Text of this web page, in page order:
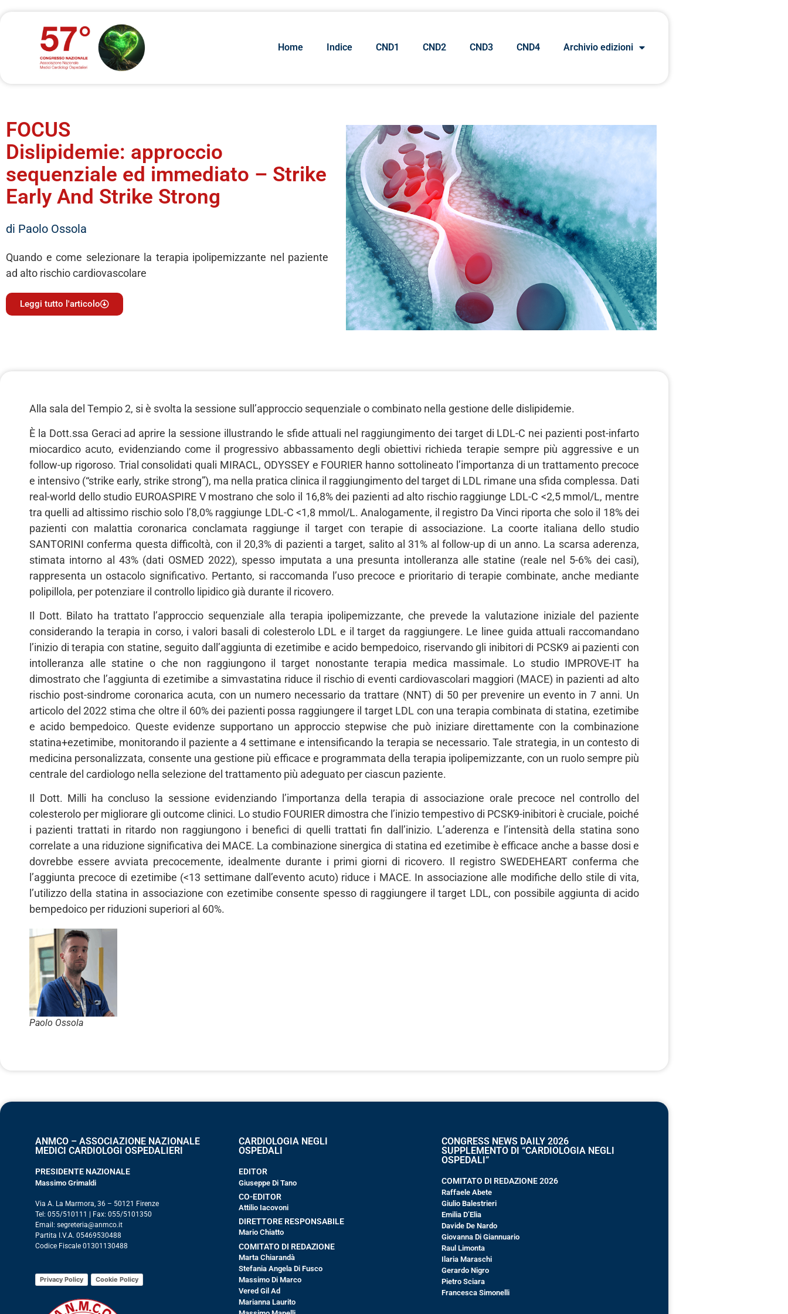
Home Indice CND1 CND2 CND3 CND4 Archivio edizioni
FOCUS
Dislipidemie: approccio
sequenziale ed immediato – Strike
Early And Strike Strong
di Paolo Ossola
Quando e come selezionare la terapia ipolipemizzante nel paziente
ad alto rischio cardiovascolare
Leggi tutto l'articolo
Alla sala del Tempio 2, si è svolta la sessione sull’approccio sequenziale o combinato nella gestione delle dislipidemie.
È la Dott.ssa Geraci ad aprire la sessione illustrando le sfide attuali nel raggiungimento dei target di LDL-C nei pazienti post-infarto
miocardico acuto, evidenziando come il progressivo abbassamento degli obiettivi richieda terapie sempre più aggressive e un
follow-up rigoroso. Trial consolidati quali MIRACL, ODYSSEY e FOURIER hanno sottolineato l’importanza di un trattamento precoce
e intensivo (“strike early, strike strong”), ma nella pratica clinica il raggiungimento del target di LDL rimane una sfida complessa. Dati
real-world dello studio EUROASPIRE V mostrano che solo il 16,8% dei pazienti ad alto rischio raggiunge LDL-C <2,5 mmol/L, mentre
tra quelli ad altissimo rischio solo l’8,0% raggiunge LDL-C <1,8 mmol/L. Analogamente, il registro Da Vinci riporta che solo il 18% dei
pazienti con malattia coronarica conclamata raggiunge il target con terapie di associazione. La coorte italiana dello studio
SANTORINI conferma questa difficoltà, con il 20,3% di pazienti a target, salito al 31% al follow-up di un anno. La scarsa aderenza,
stimata intorno al 43% (dati OSMED 2022), spesso imputata a una presunta intolleranza alle statine (reale nel 5-6% dei casi),
rappresenta un ostacolo significativo. Pertanto, si raccomanda l’uso precoce e prioritario di terapie combinate, anche mediante
polipillola, per potenziare il controllo lipidico già durante il ricovero.
Il Dott. Bilato ha trattato l’approccio sequenziale alla terapia ipolipemizzante, che prevede la valutazione iniziale del paziente
considerando la terapia in corso, i valori basali di colesterolo LDL e il target da raggiungere. Le linee guida attuali raccomandano
l’inizio di terapia con statine, seguito dall’aggiunta di ezetimibe e acido bempedoico, riservando gli inibitori di PCSK9 ai pazienti con
intolleranza alle statine o che non raggiungono il target nonostante terapia medica massimale. Lo studio IMPROVE-IT ha
dimostrato che l’aggiunta di ezetimibe a simvastatina riduce il rischio di eventi cardiovascolari maggiori (MACE) in pazienti ad alto
rischio post-sindrome coronarica acuta, con un numero necessario da trattare (NNT) di 50 per prevenire un evento in 7 anni. Un
articolo del 2022 stima che oltre il 60% dei pazienti possa raggiungere il target LDL con una terapia combinata di statina, ezetimibe
e acido bempedoico. Queste evidenze supportano un approccio stepwise che può iniziare direttamente con la combinazione
statina+ezetimibe, monitorando il paziente a 4 settimane e intensificando la terapia se necessario. Tale strategia, in un contesto di
medicina personalizzata, consente una gestione più efficace e programmata della terapia ipolipemizzante, con un ruolo sempre più
centrale del cardiologo nella selezione del trattamento più adeguato per ciascun paziente.
Il Dott. Milli ha concluso la sessione evidenziando l’importanza della terapia di associazione orale precoce nel controllo del
colesterolo per migliorare gli outcome clinici. Lo studio FOURIER dimostra che l’inizio tempestivo di PCSK9-inibitori è cruciale, poiché
i pazienti trattati in ritardo non raggiungono i benefici di quelli trattati fin dall’inizio. L’aderenza e l’intensità della statina sono
correlate a una riduzione significativa dei MACE. La combinazione sinergica di statina ed ezetimibe è efficace anche a basse dosi e
dovrebbe essere avviata precocemente, idealmente durante i primi giorni di ricovero. Il registro SWEDEHEART conferma che
l’aggiunta precoce di ezetimibe (<13 settimane dall’evento acuto) riduce i MACE. In associazione alle modifiche dello stile di vita,
l’utilizzo della statina in associazione con ezetimibe consente spesso di raggiungere il target LDL, con possibile aggiunta di acido
bempedoico per riduzioni superiori al 60%.
Paolo Ossola
ANMCO – ASSOCIAZIONE NAZIONALE
MEDICI CARDIOLOGI OSPEDALIERI
PRESIDENTE NAZIONALE
Massimo Grimaldi
Via A. La Marmora, 36 – 50121 Firenze
Tel: 055/510111 | Fax: 055/5101350
Email: segreteria@anmco.it
Partita I.V.A. 05469530488
Codice Fiscale 01301130488
Privacy Policy Cookie Policy
CARDIOLOGIA NEGLI
OSPEDALI
EDITOR
Giuseppe Di Tano
CO-EDITOR
Attilio Iacovoni
DIRETTORE RESPONSABILE
Mario Chiatto
COMITATO DI REDAZIONE
Marta Chiarandà
Stefania Angela Di Fusco
Massimo Di Marco
Vered Gil Ad
Marianna Laurito
CONGRESS NEWS DAILY 2026
SUPPLEMENTO DI “CARDIOLOGIA NEGLI
OSPEDALI”
COMITATO DI REDAZIONE 2026
Raffaele Abete
Giulio Balestrieri
Emilia D’Elia
Davide De Nardo
Giovanna Di Giannuario
Raul Limonta
Ilaria Maraschi
Gerardo Nigro
Pietro Sciara
Francesca Simonelli